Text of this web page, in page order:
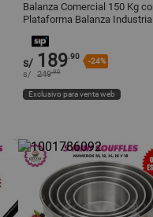
Balanza Comercial 150 Kg
Plataforma Balanza Industrial
s/ 189.90
-24%
s/ 249.90
Exclusivo para venta web